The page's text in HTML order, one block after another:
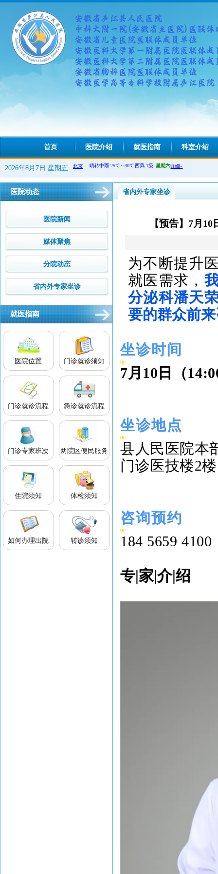
首页 医院介绍 就医指南 科室介绍
2026年8月7日 星期五
医院动态
医院新闻
媒体聚焦
分院动态
省内外专家坐诊
就医指南
医院位置 门诊就诊须知
门诊就诊流程 急诊就诊流程
门诊专家班次 两院区便民服务
住院须知 体检须知
如何办理出院 转诊须知
省内外专家坐诊
【预告】7月
为不断提升
就医需求，
分泌科潘天
要的群众前
坐诊时间
7月10日（
坐诊地点
县人民医院本
门诊医技楼2
咨询预约
184 5659
专|家|介|绍